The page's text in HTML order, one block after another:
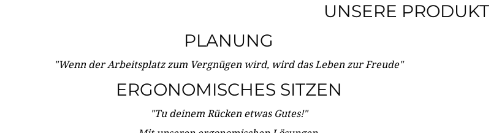
UNSERE
PLANUNG
"Wenn der Arbeitsplatz zum Vergnügen wird, wird das Leben zur Freude"
ERGONOMISCHES SITZEN
"Tu deinem Rücken etwas Gutes!"